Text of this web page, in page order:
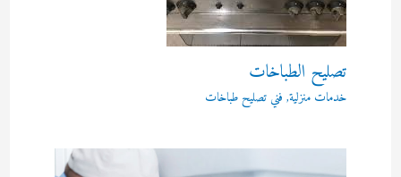
تصليح الطباخات
خدمات منزلية, فني تصليح طباخات